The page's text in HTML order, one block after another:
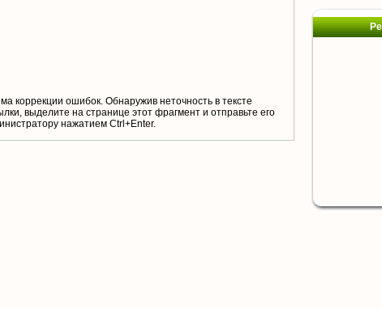
коррекции ошибок. Обнаружив неточность в тексте
выделите на странице этот фрагмент и отправьте его
нажатием Ctrl+Enter.